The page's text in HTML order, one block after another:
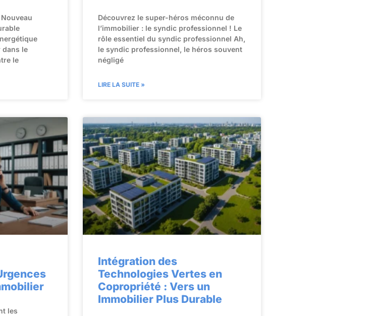
dans le
le
Découvrez le super-héros méconnu de
l’immobilier : le syndic professionnel ! Le
rôle essentiel du syndic professionnel Ah,
le syndic professionnel, le héros souvent
négligé
LIRE LA SUITE »
les
Intégration des
Technologies Vertes en
Copropriété : Vers un
Immobilier Plus Durable